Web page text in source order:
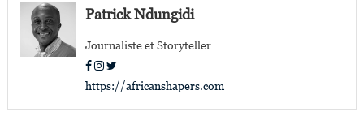
l’articlePatrick Ndungidi
Journaliste et Storyteller
https://africanshapers.com